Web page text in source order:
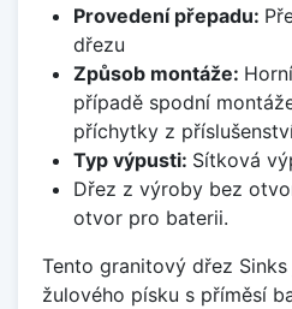
Provedení přepadu:
dřezu
Způsob montáže:
případě spodní
příchytky z
Typ výpusti: Sítková
Dřez z výroby bez
otvor pro baterii.
Tento granitový dřez
žulového písku s příměsí